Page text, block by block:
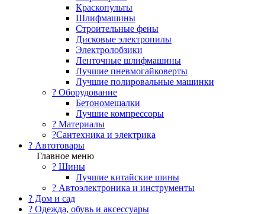
Краскопульты
Шлифмашины
Строительные фены
Дисковые электропилы
Электролобзики
Ленточные шлифмашины
Лучшие пневмогайковерты
Лучшие полировальные машинки
?️ Оборудование
Бетономешалки
Лучшие компрессоры
? Материалы
?Сантехника и электрика
? Автотовары
Главное меню
? Шины
Лучшие китайские шины
? Автоэлектроника и инструменты
? Дом и сад
? Одежда, обувь и аксессуары